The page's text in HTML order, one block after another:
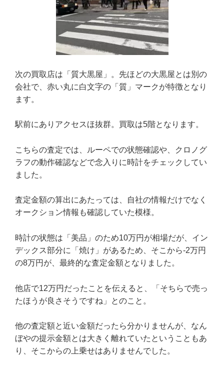
次の買取店は「質大黒屋」。先ほどの大黒屋とは別の
会社で、赤い丸に白文字の「質」マークが特徴となり
ます。
駅前にありアクセスほ抜群。買取は5階となります。
こちらの査定では、ルーペでの状態確認や、クロノグ
ラフの動作確認などで念入りに時計をチェックしてい
ました。
査定金額の算出にあたっては、自社の情報だけでなく
オークション情報も確認していた模様。
時計の状態は「美品」のため10万円が相場だが、イン
デックス部分に「焼け」があるため、そこから-2万円
の8万円が、最終的な査定金額となりました。
他店で12万円だったことを伝えると、「そちらで売っ
たほうが良さそうですね」とのこと。
他の査定額と近い金額だったら分かりませんが、なん
ぼやの提示金額とは大きく離れていたということもあ
り、そこからの上乗せはありませんでした。